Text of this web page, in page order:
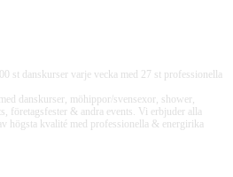
st danskurser varje vecka med 27 st professionella
danskurser, möhippor/svensexor, shower,
företagsfester & andra events. Vi erbjuder alla
högsta kvalité med professionella & energirika